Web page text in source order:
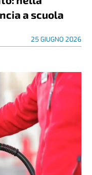
a scuola
25 GIUGNO 2026